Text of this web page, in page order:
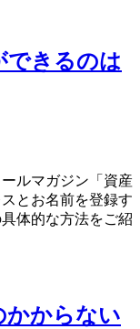
できるのは
ルマガジン「資産
とお名前を登録す
体的な方法をご紹
かからない